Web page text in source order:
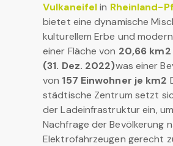
Vulkaneifelin Rheinland-
bietet eine dynamische
kulturellem Erbe und
einer Fläche von 20,66 km2
(31. Dez. 2022)was einer
von 157 Einwohner je km2
städtische Zentrum setzt
der Ladeinfrastruktur ein,
Nachfrage der Bevölkerung
Elektrofahrzeugen gerecht